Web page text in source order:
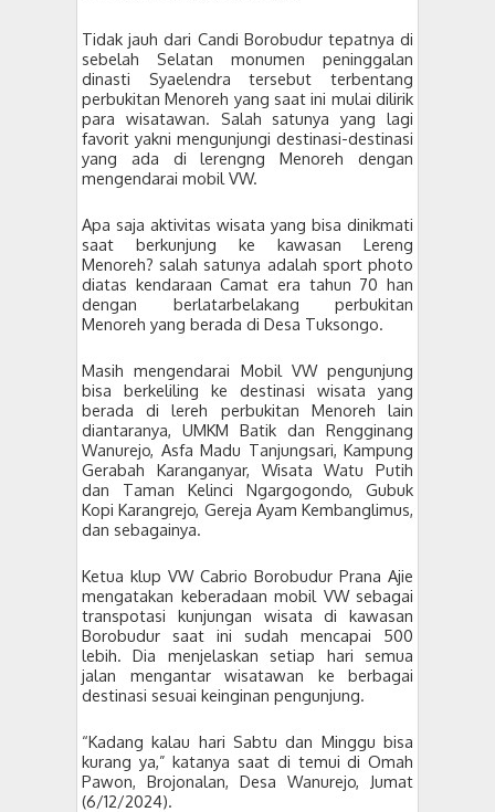
Tidak jauh dari Candi Borobudur tepatnya di
sebelah Selatan monumen peninggalan
dinasti Syaelendra tersebut terbentang
perbukitan Menoreh yang saat ini mulai dilirik
para wisatawan. Salah satunya yang lagi
favorit yakni mengunjungi destinasi-destinasi
yang ada di lerengng Menoreh dengan
mengendarai mobil VW.
Apa saja aktivitas wisata yang bisa dinikmati
saat berkunjung ke kawasan Lereng
Menoreh? salah satunya adalah sport photo
diatas kendaraan Camat era tahun 70 han
dengan berlatarbelakang perbukitan
Menoreh yang berada di Desa Tuksongo.
Masih mengendarai Mobil VW pengunjung
bisa berkeliling ke destinasi wisata yang
berada di lereh perbukitan Menoreh lain
diantaranya, UMKM Batik dan Rengginang
Wanurejo, Asfa Madu Tanjungsari, Kampung
Gerabah Karanganyar, Wisata Watu Putih
dan Taman Kelinci Ngargogondo, Gubuk
Kopi Karangrejo, Gereja Ayam Kembanglimus,
dan sebagainya.
Ketua klup VW Cabrio Borobudur Prana Ajie
mengatakan keberadaan mobil VW sebagai
transpotasi kunjungan wisata di kawasan
Borobudur saat ini sudah mencapai 500
lebih. Dia menjelaskan setiap hari semua
jalan mengantar wisatawan ke berbagai
destinasi sesuai keinginan pengunjung.
“Kadang kalau hari Sabtu dan Minggu bisa
kurang ya,” katanya saat di temui di Omah
Pawon, Brojonalan, Desa Wanurejo, Jumat
(6/12/2024).